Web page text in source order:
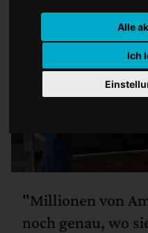
Alle
Ich
"Millionen von
noch genau, wo